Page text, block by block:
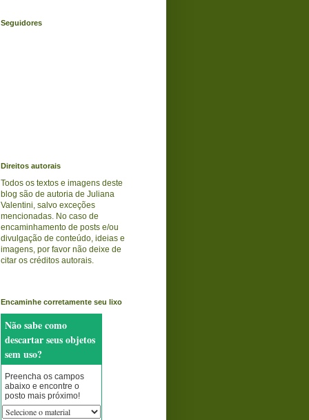
Seguidores
Direitos autorais
Todos os textos e imagens deste
blog são de autoria de Juliana
Valentini, salvo exceções
mencionadas. No caso de
encaminhamento de posts e/ou
divulgação de conteúdo, ideias e
imagens, por favor não deixe de
citar os créditos autorais.
Encaminhe corretamente seu lixo